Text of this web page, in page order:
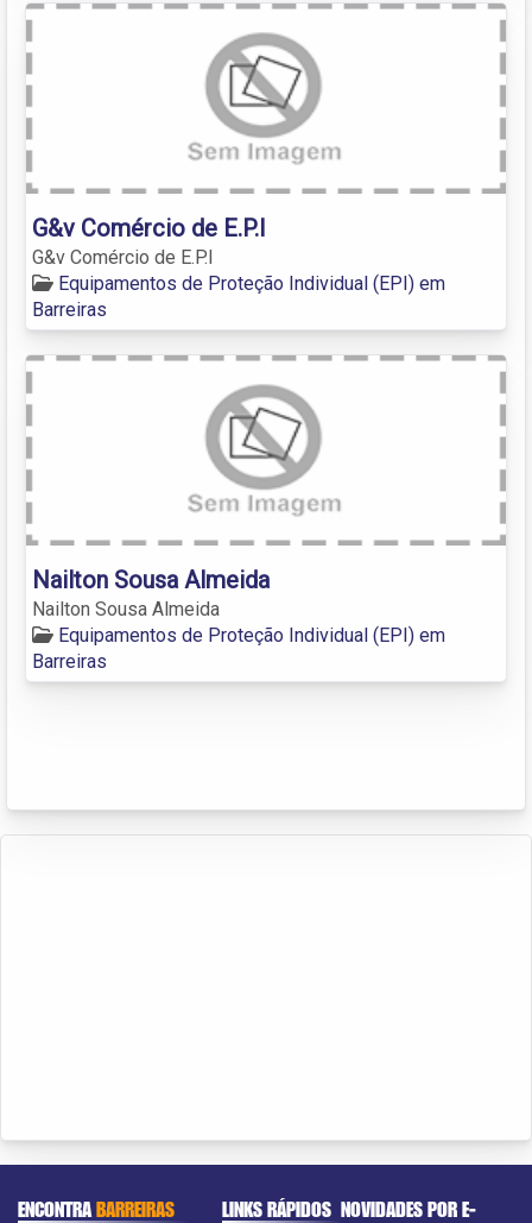
G&v Comércio de E.P.I
G&v Comércio de E.P.I
Equipamentos de Proteção Individual (EPI) em
Barreiras
Nailton Sousa Almeida
Nailton Sousa Almeida
Equipamentos de Proteção Individual (EPI) em
Barreiras
ENCONTRABARREIRAS LINKS RÁPIDOS NOVIDADES POR E-